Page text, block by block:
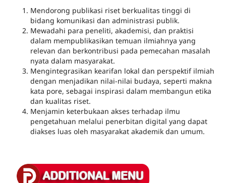
Mendorong publikasi riset berkualitas tinggi di
bidang komunikasi dan administrasi publik.
Mewadahi para peneliti, akademisi, dan praktisi
dalam mempublikasikan temuan ilmiahnya yang
relevan dan berkontribusi pada pemecahan masalah
nyata dalam masyarakat.
Mengintegrasikan kearifan lokal dan perspektif ilmiah
dengan menjadikan nilai-nilai budaya, seperti makna
kata pore, sebagai inspirasi dalam membangun etika
dan kualitas riset.
Menjamin keterbukaan akses terhadap ilmu
pengetahuan melalui penerbitan digital yang dapat
diakses luas oleh masyarakat akademik dan umum.